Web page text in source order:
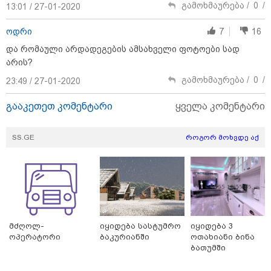
მსოფლიო
14:08 / 05-08-2026
ლაიფციგის აეროპორტში უკრაინულ
13:01 / 27-01-2020
გამოხმაურება / 0 /
ოდრი 7
16
და რომაული არდადეგების ამსახველი ფოტოები სად
არის?
23:49 / 27-01-2020
გამოხმაურება / 0 /
გააკეთეთ კომენტარი ყველა კომენტარი
SS.GE როგორ მოხვდე აქ
მძღოლ-
ოპერატორი
იყიდება სასტუმრო
ბაკურიანში
იყიდება 3
ოთახიანი ბინა
ბათუმში